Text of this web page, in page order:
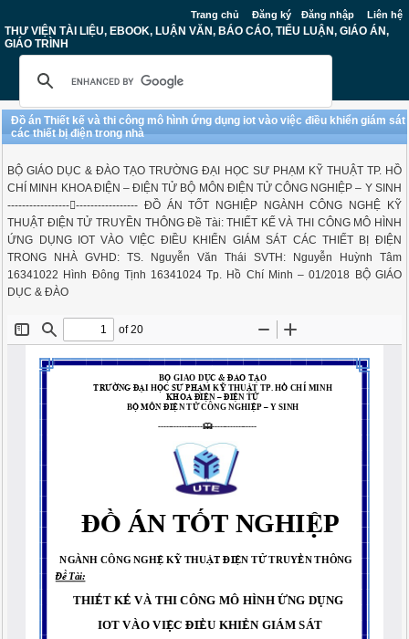
Trang chủ Đăng ký Đăng nhập Liên hệ
THƯ VIỆN TÀI LIỆU, EBOOK, LUẬN VĂN, BÁO CÁO, TIỂU LUẬN, GIÁO ÁN,
GIÁO TRÌNH
Đồ án Thiết kế và thi công mô hình ứng dụng iot vào việc điều khiển giám sát
các thiết bị điện trong nhà
BỘ GIÁO DỤC & ĐÀO TẠO TRƯỜNG ĐẠI HỌC SƯ PHẠM KỸ THUẬT TP. HỒ
CHÍ MINH KHOA ĐIỆN – ĐIỆN TỬ BỘ MÔN ĐIỆN TỬ CÔNG NGHIỆP – Y SINH
---------------------------------- ĐỒ ÁN TỐT NGHIỆP NGÀNH CÔNG NGHỆ KỸ
THUẬT ĐIỆN TỬ TRUYỀN THÔNG Đề Tài: THIẾT KẾ VÀ THI CÔNG MÔ HÌNH
ỨNG DỤNG IOT VÀO VIỆC ĐIỀU KHIỂN GIÁM SÁT CÁC THIẾT BỊ ĐIỆN
TRONG NHÀ GVHD: TS. Nguyễn Văn Thái SVTH: Nguyễn Huỳnh Tâm
16341022 Hình Đông Tịnh 16341024 Tp. Hồ Chí Minh – 01/2018 BỘ GIÁO
DỤC & ĐÀO